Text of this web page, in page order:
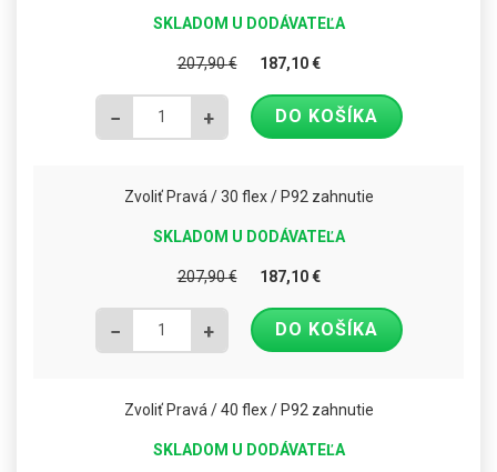
SKLADOM U DODÁVATEĽA
207,90€ 187,10€
− + DO KOŠÍKA
Zvoliť Pravá / 30 flex / P92 zahnutie
SKLADOM U DODÁVATEĽA
207,90€ 187,10€
− + DO KOŠÍKA
Zvoliť Pravá / 40 flex / P92 zahnutie
SKLADOM U DODÁVATEĽA